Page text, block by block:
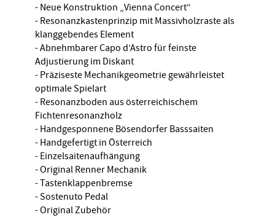
- Neue Konstruktion „Vienna Concert“
- Resonanzkastenprinzip mit Massivholzraste als
klanggebendes Element
- Abnehmbarer Capo d’Astro für feinste
Adjustierung im Diskant
- Präziseste Mechanikgeometrie gewährleistet
optimale Spielart
- Resonanzboden aus österreichischem
Fichtenresonanzholz
- Handgesponnene Bösendorfer Basssaiten
- Handgefertigt in Österreich
- Einzelsaitenaufhängung
- Original Renner Mechanik
- Tastenklappenbremse
- Sostenuto Pedal
- Original Zubehör